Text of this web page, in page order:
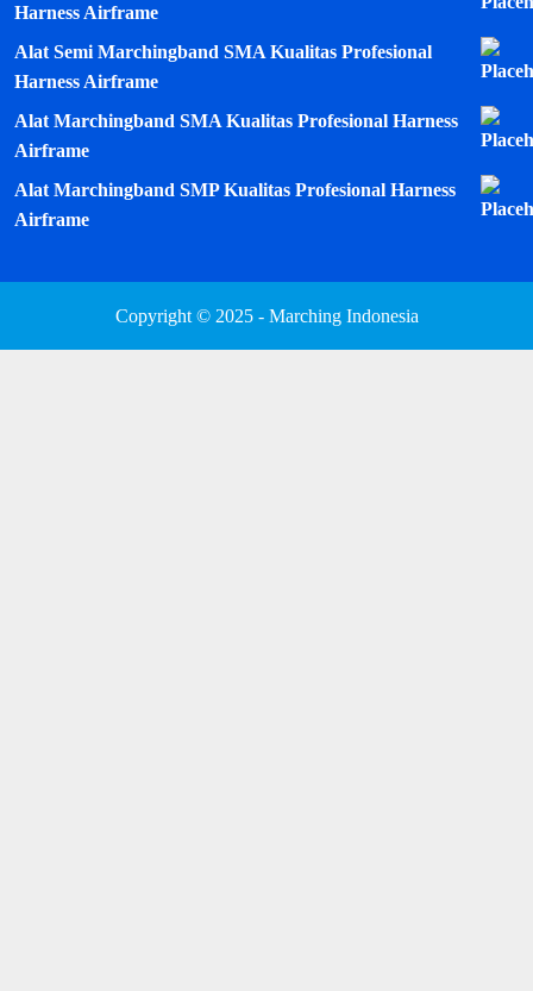
Harness Airframe
Alat Semi Marchingband SMA Kualitas Profesional
Harness Airframe
Alat Marchingband SMA Kualitas Profesional Harness
Airframe
Alat Marchingband SMP Kualitas Profesional Harness
Airframe
Copyright © 2025 - Marching Indonesia